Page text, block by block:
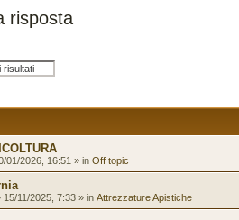
risposta
01/2026, 16:51 » in Off topic
15/11/2025, 7:33 » in Attrezzature Apistiche